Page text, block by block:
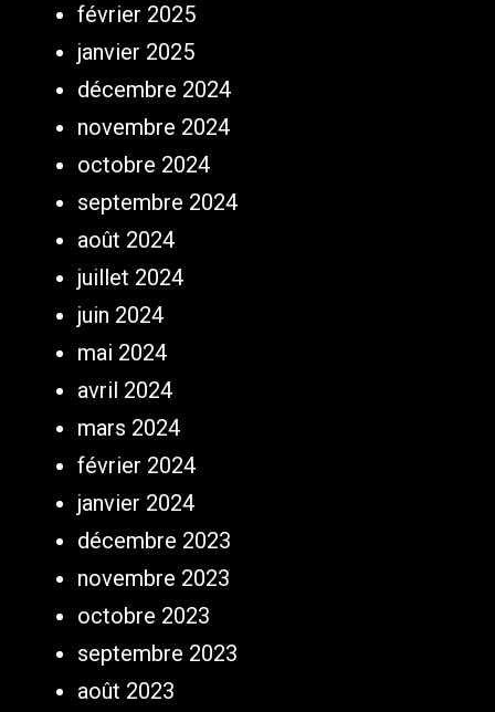
février 2025
janvier 2025
décembre 2024
novembre 2024
octobre 2024
septembre 2024
août 2024
juillet 2024
juin 2024
mai 2024
avril 2024
mars 2024
février 2024
janvier 2024
décembre 2023
novembre 2023
octobre 2023
septembre 2023
août 2023